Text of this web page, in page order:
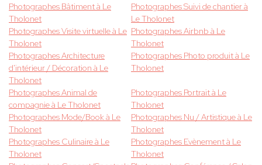
Photographes Bâtiment à Le
Tholonet
Photographes Suivi de chantier à
Le Tholonet
Photographes Visite virtuelle à Le
Tholonet
Photographes Airbnb à Le
Tholonet
Photographes Architecture
d'intérieur / Décoration à Le
Tholonet
Photographes Photo produit à Le
Tholonet
Photographes Animal de
compagnie à Le Tholonet
Photographes Portrait à Le
Tholonet
Photographes Mode/Book à Le
Tholonet
Photographes Nu / Artistique à Le
Tholonet
Photographes Culinaire à Le
Tholonet
Photographes Evènement à Le
Tholonet